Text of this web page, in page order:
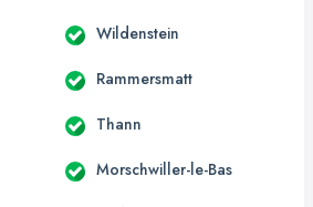
Wildenstein
Rammersmatt
Thann
Morschwiller-le-Bas